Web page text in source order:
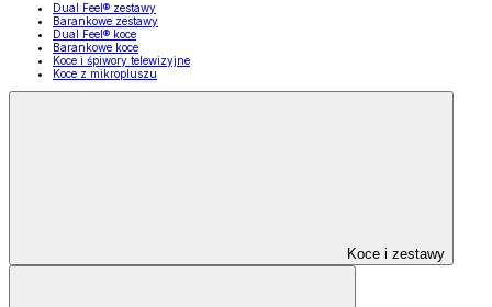
Dual Feel® zestawy
Barankowe zestawy
Dual Feel® koce
Barankowe koce
Koce i śpiwory telewizyjne
Koce z mikropluszu
Koce i zestawy